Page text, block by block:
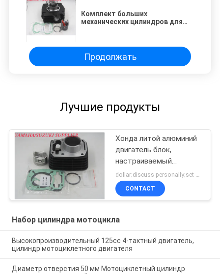
Комплект больших
механических цилиндров для
Продолжать
Лучшие продукты
Хонда литой алюминий
двигатель блок,
настраиваемый
мотоциклет цилиндр
блок
dollar;discuss personally;set MOQ:Переговоры
CONTACT
Набор цилиндра мотоцикла
Высокопроизводительный 125cc 4-тактный двигатель,
цилиндр мотоциклетного двигателя
Диаметр отверстия 50 мм Мотоциклетный цилиндр